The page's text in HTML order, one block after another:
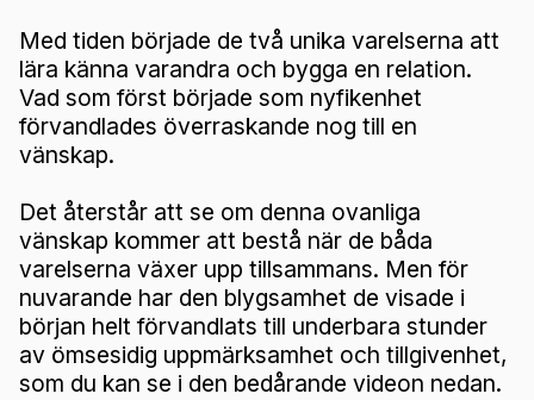
Med tiden började de två unika varelserna att
lära känna varandra och bygga en relation.
Vad som först började som nyfikenhet
förvandlades överraskande nog till en
vänskap.
Det återstår att se om denna ovanliga
vänskap kommer att bestå när de båda
varelserna växer upp tillsammans. Men för
nuvarande har den blygsamhet de visade i
början helt förvandlats till underbara stunder
av ömsesidig uppmärksamhet och tillgivenhet,
som du kan se i den bedårande videon nedan.